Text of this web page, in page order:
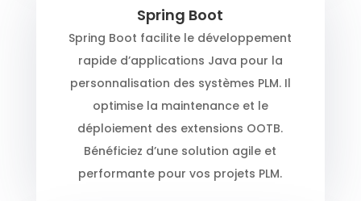
Spring Boot
Spring Boot facilite le développement
rapide d’applications Java pour la
personnalisation des systèmes PLM. Il
optimise la maintenance et le
déploiement des extensions OOTB.
Bénéficiez d’une solution agile et
performante pour vos projets PLM.